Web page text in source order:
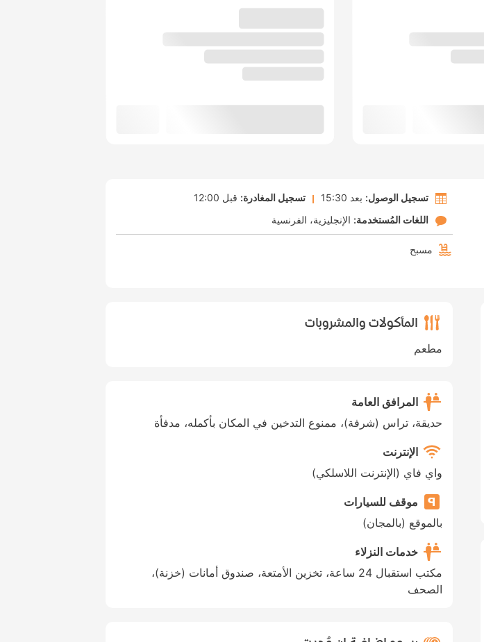
تسجيل الوصول: بعد 15:30 تسجيل المغادرة: قبل 12:00
اللغات المُستخدمة: الإنجليزية الفرنسية
مسبح
المأكولات والمشروبات
مطعم
المرافق العامة
حديقة، تراس (شرفة)، ممنوع التدخين في المكان بأكمله، مدفأة
الإنترنت
واي فاي (الإنترنت اللاسلكي)
موقف للسيارات
بالموقع (بالمجان)
خدمات النزلاء
مكتب استقبال 24 ساعة، تخزين الأمتعة، صندوق أمانات (خزنة)،
الصحف